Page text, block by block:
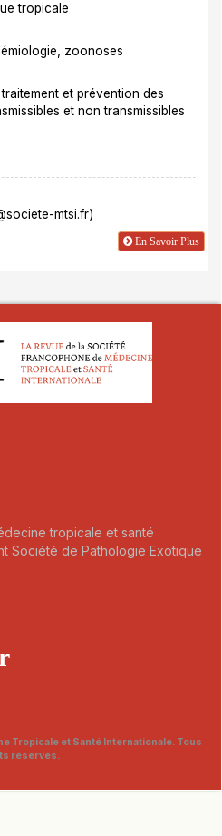
tropicale
zoonoses
et prévention des
et non transmissibles
mtsi.fr)
En Savoir Plus
tropicale et santé
Société de Pathologie Exotique
Tropicale et Santé Internationale. Tous
réservés.